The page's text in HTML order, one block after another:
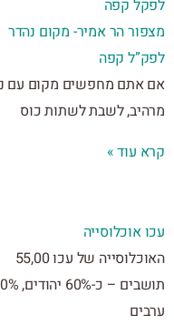
הר אמיר- מקום נהדר
קפה
מחפשים מקום עם נוף
לשבת לשתות כוס
עוד »
האוכלוסייה של עכו 55,00
תושבים – כ-60% יהודים, 30%